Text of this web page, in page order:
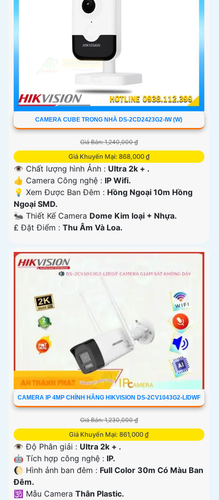
CAMERA CUBE TRONG NHÀ DS-2CD2423G2-IW (W)
Giá Bán: 1,240,000 ₫
Giá Khuyến Mại: 868,000 ₫
👁 Chất lượng hình Ảnh : Ultra 2k + .
👍 Camera Công nghệ : IP Wifi.
💡 Xem Được Ban Đêm : Hồng Ngoại 10m Hồng
Ngoại SMD.
🐜 Thiết Kế Camera Dome Kim loại + Nhựa.
️₤ Đặt Điểm : Thu Âm Và Loa.
CAMERA IP 4MP CHÍNH HÃNG HIKVISION DS-2CV1043G2-LIDWF
Giá Bán: 1,230,000 ₫
Giá Khuyến Mại: 861,000 ₫
👁 Độ Phân giải : Ultra 2k + .
🤖️ Tích hợp công nghệ : IP.
🌔 Hình ảnh ban đêm : Full Color 30m Có Màu Ban
Ðêm.
🕉️ Mẫu Camera Thân Plastic.